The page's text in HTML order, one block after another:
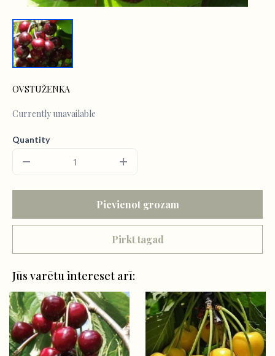
OVSTUŽENKA
Currently unavailable
Quantity
Pievienot grozam
Pirkt tagad
Jūs varētu intereset arī: